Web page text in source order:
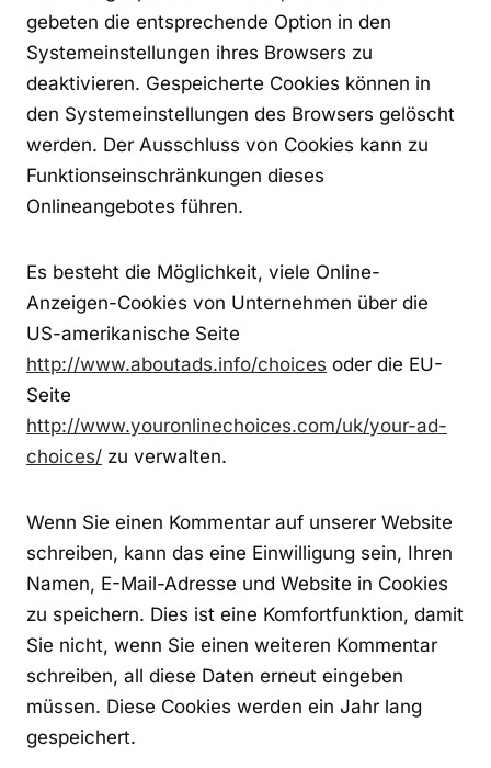
gebeten die entsprechende Option in den
Systemeinstellungen ihres Browsers zu
deaktivieren. Gespeicherte Cookies können in
den Systemeinstellungen des Browsers gelöscht
werden. Der Ausschluss von Cookies kann zu
Funktionseinschränkungen dieses
Onlineangebotes führen.
Es besteht die Möglichkeit, viele Online-
Anzeigen-Cookies von Unternehmen über die
US-amerikanische Seite
http://www.aboutads.info/choices oder die EU-
Seite
http://www.youronlinechoices.com/uk/your-ad-
choices/ zu verwalten.
Wenn Sie einen Kommentar auf unserer Website
schreiben, kann das eine Einwilligung sein, Ihren
Namen, E-Mail-Adresse und Website in Cookies
zu speichern. Dies ist eine Komfortfunktion, damit
Sie nicht, wenn Sie einen weiteren Kommentar
schreiben, all diese Daten erneut eingeben
müssen. Diese Cookies werden ein Jahr lang
gespeichert.